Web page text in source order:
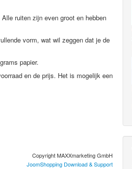
ruiten zijn even groot en hebben
vorm, wat wil zeggen dat je de
papier.
en de prijs. Het is mogelijk een
Copyright MAXXmarketing GmbH
JoomShopping Download & Support